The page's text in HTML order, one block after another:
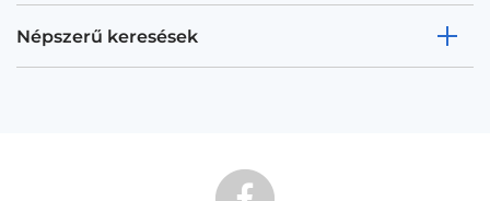
Népszerű keresések